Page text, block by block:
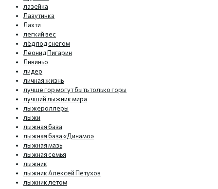
лазейка
Лазутинка
Лахти
легкий вес
лёд под снегом
Леонид Пигарин
Ливиньо
лидер
личная жизнь
лучше гор могут быть только горы
лучший лыжник мира
лыжероллеры
лыжи
лыжная база
лыжная база «Динамо»
лыжная мазь
лыжная семья
лыжник
лыжник Алексей Петухов
лыжник летом